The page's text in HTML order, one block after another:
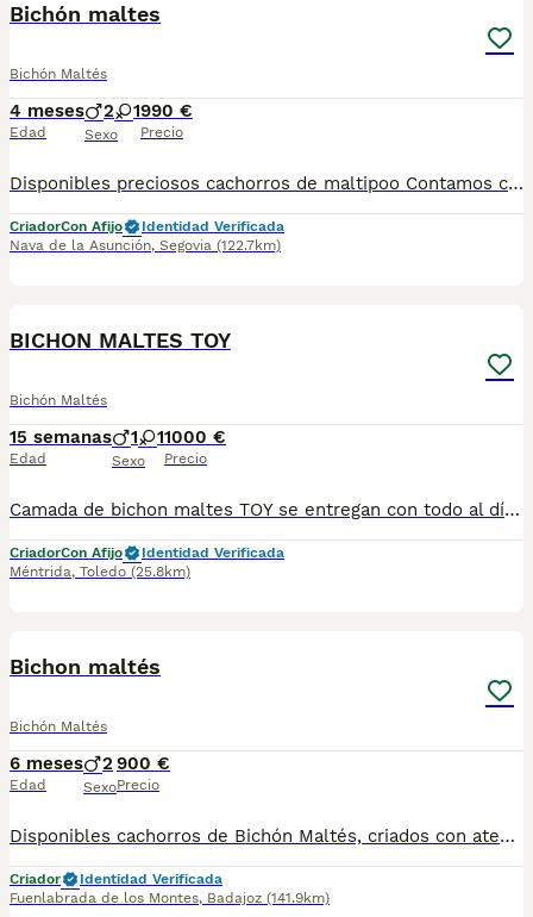
Bichón maltes
Bichón Maltés
4 meses
Edad
2 1
Sexo
990 €
Precio
Disponibles preciosos cachorros de maltipoo Contamos con hembras y machos. Somos un criadero familiar y te ofrecemos la posibilidad de venir a conocer a los cachorros en persona o mediante videollamada. Entregamos a los cachorros con todo en regla: • Vacunas correspondientes a su edad • Desparasitación interna y externa • Cartilla sanitaria • Revisión veterinaria • Pasaporte • Microchip • Contrato de adopción con garantías Realizamos entregas en toda la península, incluyendo: Galicia, Cantabria, País Vasco, Barcelona, Zaragoza, Huesca, Valencia, Castilla-La Mancha, Castilla y León, , Murcia y Andalucía. Para cualquier consulta o para recibir fotos y vídeos de los cachorros, no dudes en contactarnos. También puedes ver más en nuestro perfil: [@cachorrospippiespremium]. 📞 Teléfono y WhatsApp: 663 736 099 Atendemos de lunes a domingo. Preguntar por Carla. ¡Estaremos encantados de ayudarte!
CriadorCon Afijo
Identidad Verificada
Nava de la Asunción, Segovia (122.7km)
BICHON MALTES TOY
Bichón Maltés
15 semanas
Edad
1 1
Sexo
1000 €
Precio
Camada de bichon maltes TOY se entregan con todo al día en cuanto a vacunación, desparasitación interna y externa, microchip y pasaporte con procedencia lícita de centro canino profesional. Revisión veterinaria. Nos dedicamos profesionalmente al mundo del cachorro desde hace más de 17 años ,centro canino del Valle caprice, es nuestro nombre , criadores profesionales , residencia canina y veterinarios, que mejor sitio para adquirir tu nuevo miembro familiar. Núcleo de cria ES450990000078 Pueden encontrarnos de igual modo en la pagina oficial de la canina de España como uno de los pocos criadores recomendados y registrados , www.rsce.es Los precios son desde más IVA según cachorro, camada y época. Pregunten disponibilidad y precios Pregunten sin compromiso , y le damos cita para venir a ver a los peques a nuestro centro canino, pueden ver nuestras referencias como mejor criadero en Google , y redes sociales así como en nuestra web Web www.delvallecaprice.com
CriadorCon Afijo
Identidad Verificada
Méntrida, Toledo (25.8km)
Bichon maltés
Bichón Maltés
6 meses
Edad
2
Sexo
900 €
Precio
Disponibles cachorros de Bichón Maltés, criados con atención y cuidados desde el nacimiento. Crecen en ambiente familiar, bien socializados y acostumbrados al contacto diario, con carácter dulce, alegre y muy cariñoso. Padres de tamaño pequeño, con buena morfología y pelo blanco sedoso característico de la raza. Se entregan: • Desparasitados interna y externamente • Con mínimo dos vacunas • Pasaporte veterinario • Microchip • Contrato de venta y asesoramiento Raza ideal para compañía, muy adaptable, inteligente y perfecta para convivencia en familia o piso. Enviamos a toda España y gestionamos toda la documentación necesaria para Baleares y Canarias. Para más información, fotos o reservas, contactar por teléfono o mensaje. Solo personas responsables.
Criador
Identidad Verificada
Fuenlabrada de los Montes, Badajoz (141.9km)